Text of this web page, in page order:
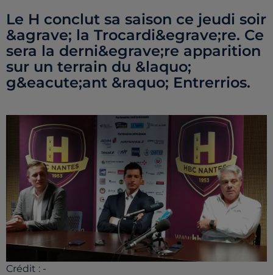
Le H conclut sa saison ce jeudi soir
&agrave; la Trocardi&egrave;re. Ce
sera la derni&egrave;re apparition
sur un terrain du &laquo;
g&eacute;ant &raquo; Entrerrios.
Crédit : -